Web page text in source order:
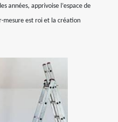
années, apprivoise l’espace de
mesure est roi et la création